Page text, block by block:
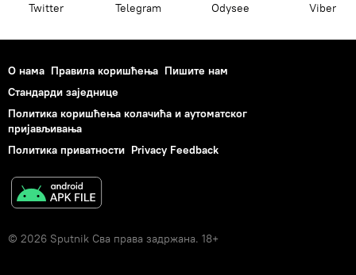
Twitter Telegram Odysee Viber
О нама Правила коришћења Пишите нам
Стандарди заједнице
Политика коришћења колачића и аутоматског
пријављивања
Политика приватности Privacy Feedback
© 2026 Sputnik Сва права задржана. 18+